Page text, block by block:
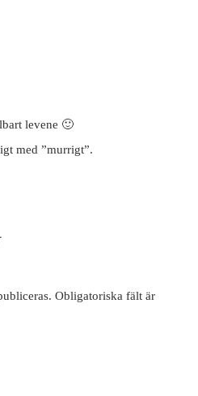
levene 🙂
med ”murrigt”.
Obligatoriska fält är